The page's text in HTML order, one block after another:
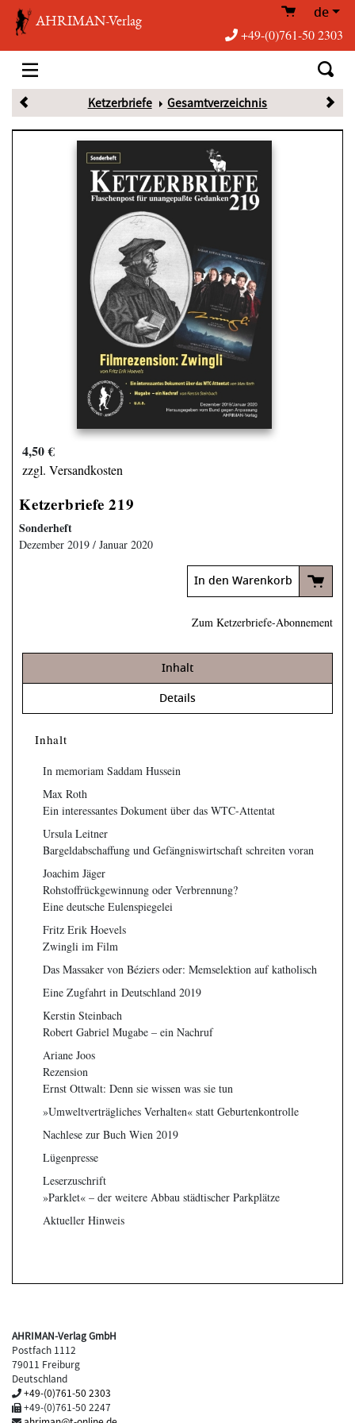
AHRIMAN-Verlag de
+49-(0)761-50 2303
Ketzerbriefe Gesamtverzeichnis
4,50 €
zzgl. Versandkosten
Ketzerbriefe 219
Sonderheft
Dezember 2019 / Januar 2020
In den Warenkorb
Zum Ketzerbriefe-Abonnement
Inhalt
Details
Inhalt
In memoriam Saddam Hussein
Max Roth
Ein interessantes Dokument über das WTC-Attentat
Ursula Leitner
Bargeldabschaffung und Gefängniswirtschaft schreiten voran
Joachim Jäger
Rohstoffrückgewinnung oder Verbrennung?
Eine deutsche Eulenspiegelei
Fritz Erik Hoevels
Zwingli im Film
Das Massaker von Béziers oder: Memselektion auf katholisch
Eine Zugfahrt in Deutschland 2019
Kerstin Steinbach
Robert Gabriel Mugabe – ein Nachruf
Ariane Joos
Rezension
Ernst Ottwalt: Denn sie wissen was sie tun
»Umweltverträgliches Verhalten« statt Geburtenkontrolle
Nachlese zur Buch Wien 2019
Lügenpresse
Leserzuschrift
»Parklet« – der weitere Abbau städtischer Parkplätze
Aktueller Hinweis
AHRIMAN-Verlag GmbH
Postfach 1112
79011 Freiburg
Deutschland
+49-(0)761-50 2303
+49-(0)761-50 2247